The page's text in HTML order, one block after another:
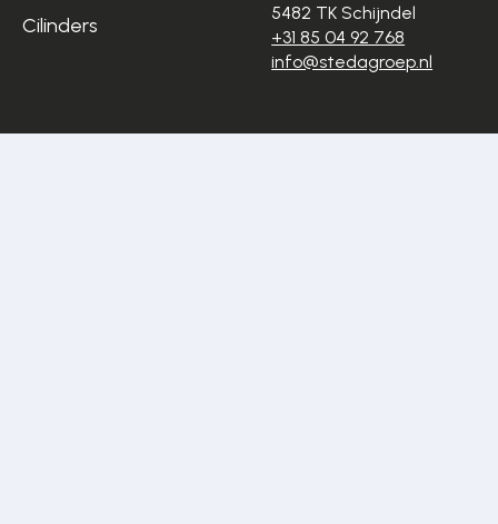
Cilinders
5482 TK Schijndel
+31 85 04 92 768
info@stedagroep.nl